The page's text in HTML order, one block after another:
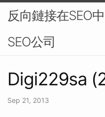
反向鏈接在SEO
SEO公司
Digi229sa
Sep 21, 2013